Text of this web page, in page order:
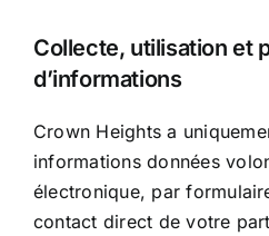
Collecte, utilisation et
d’informations
Crown Heights a
informations données
électronique, par
contact direct de votre